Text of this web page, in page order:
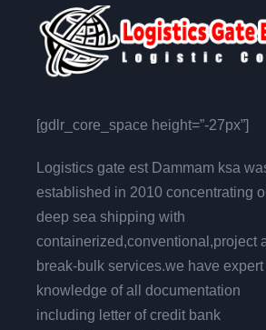
[gdlr_core_space height=”-27px”]
Logistics gate est Dammam ksa
established in 2010 concentrating
deep sea shipping with
containerized,conventional,project
break-bulk services.we have expert
knowledge of all documentation
including letter of credit bank